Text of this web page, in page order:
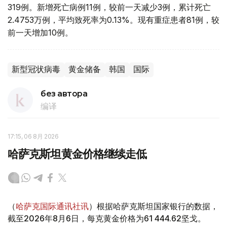
319例。新增死亡病例11例，较前一天减少3例，累计死亡
2.4753万例，平均致死率为0.13%。现有重症患者81例，较
前一天增加10例。
新型冠状病毒 黄金储备 韩国 国际
без автора
编译
17:15, 06 8月 2026
哈萨克斯坦黄金价格继续走低
（哈萨克国际通讯社讯）根据哈萨克斯坦国家银行的数据，
截至2026年8月6日，每克黄金价格为61 444.62坚戈。